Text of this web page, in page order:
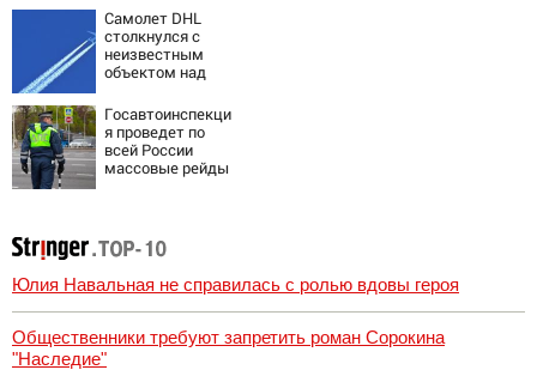
резервов»
Самолет DHL
столкнулся с
неизвестным
объектом над
Новости на
Вести.ru
Госавтоинспекци
я проведет по
всей России
массовые рейды
Юлия Навальная не справилась с ролью вдовы героя
Общественники требуют запретить роман Сорокина
"Наследие"